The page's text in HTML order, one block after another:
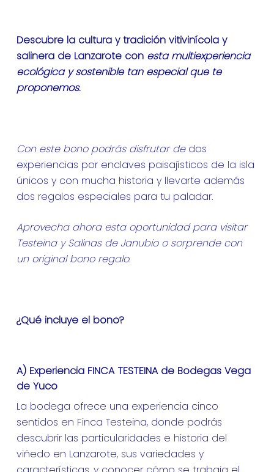
Descubre la cultura y tradición vitivinícola y
salinera de Lanzarote con esta multiexperiencia
ecológica y sostenible tan especial que te
proponemos.
Con este bono podrás disfrutar de dos
experiencias por enclaves paisajísticos de la isla
únicos y con mucha historia y llevarte además
dos regalos especiales para tu paladar.
Aprovecha ahora esta oportunidad para visitar
Testeina y Salinas de Janubio o sorprende con
un original bono regalo.
¿Qué incluye el bono?
A) Experiencia FINCA TESTEINA de Bodegas Vega
de Yuco
La bodega ofrece una experiencia cinco
sentidos en Finca Testeina, donde podrás
descubrir las particularidades e historia del
viñedo en Lanzarote, sus variedades y